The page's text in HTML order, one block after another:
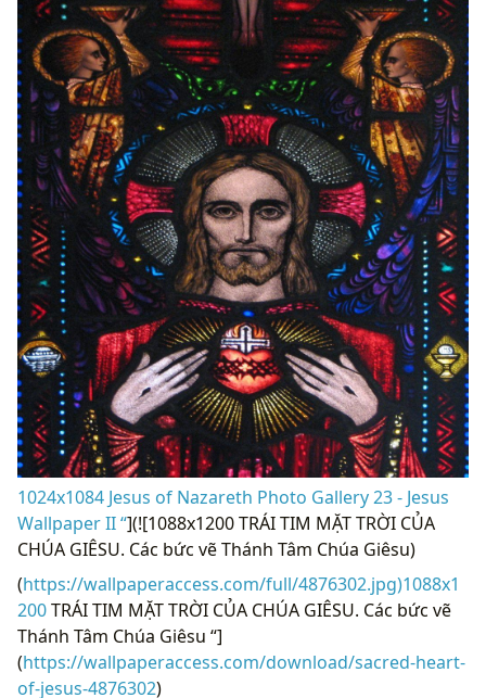
1024x1084 Jesus of Nazareth Photo Gallery 23 - Jesus
Wallpaper II “](![1088x1200 TRÁI TIM MẶT TRỜI CỦA
CHÚA GIÊSU. Các bức vẽ Thánh Tâm Chúa Giêsu)
(https://wallpaperaccess.com/full/4876302.jpg)1088x1
200TRÁI TIM MẶT TRỜI CỦA CHÚA GIÊSU. Các bức vẽ
Thánh Tâm Chúa Giêsu “]
(https://wallpaperaccess.com/download/sacred-heart-
of-jesus-4876302)